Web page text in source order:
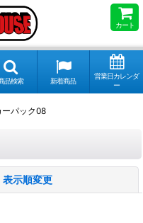
カート
品検索 新着商品
営業日カレンダ
ー
パック08
表示順変更